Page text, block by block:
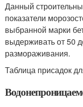
Данный
показатели
выбранной марки
выдерживать от 50
размораживания.
Таблица присадок